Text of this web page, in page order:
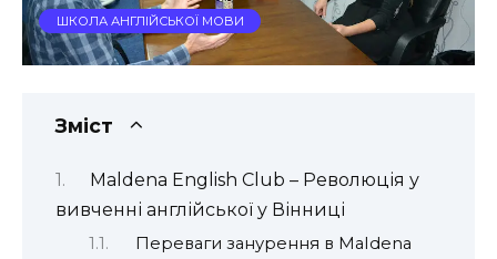
ШКОЛА АНГЛІЙСЬКОЇ МОВИ
Зміст
Маldena English Club – Революція у
вивченні англійської у Вінниці
Переваги занурення в MaIdena